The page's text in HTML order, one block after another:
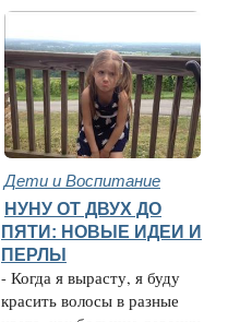
Дети и Воспитание
НУНУ ОТ ДВУХ ДО
ПЯТИ: НОВЫЕ ИДЕИ И
ПЕРЛЫ
- Когда я вырасту, я буду
красить волосы в разные